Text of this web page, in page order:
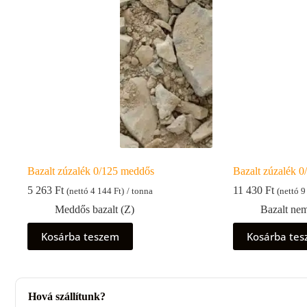
Bazalt zúzalék 0/125 meddős
5 263 Ft (nettó 4 144 Ft) / tonna
Meddős bazalt (Z)
Kosárba teszem
Bazalt zúzalék
11 430 Ft (nettó 9
Bazalt
Kosárba
Hová szállítunk?